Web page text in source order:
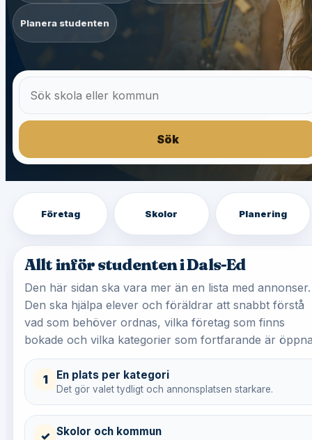
Planera studenten
Sök
Företag Skolor Planering
Allt inför studenten i Dals-Ed
Den här sidan ska vara mer än en lista med annonser.
Den ska hjälpa elever och föräldrar att snabbt förstå
vad som behöver ordnas, vilka företag som finns
bokade och vilka kategorier som fortfarande är
1 En plats per kategori
Det gör valet tydligt och annonsplatsen starkare.
✓ Skolor och kommun